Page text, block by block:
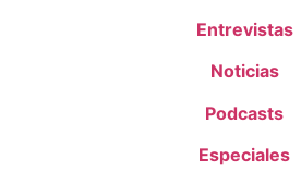
Entrevistas
Noticias
Podcasts
Especiales